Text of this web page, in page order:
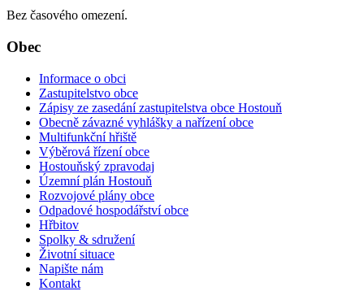
Bez časového omezení.
Obec
Informace o obci
Zastupitelstvo obce
Zápisy ze zasedání zastupitelstva obce Hostouň
Obecně závazné vyhlášky a nařízení obce
Multifunkční hřiště
Výběrová řízení obce
Hostouňský zpravodaj
Územní plán Hostouň
Rozvojové plány obce
Odpadové hospodářství obce
Hřbitov
Spolky & sdružení
Životní situace
Napište nám
Kontakt